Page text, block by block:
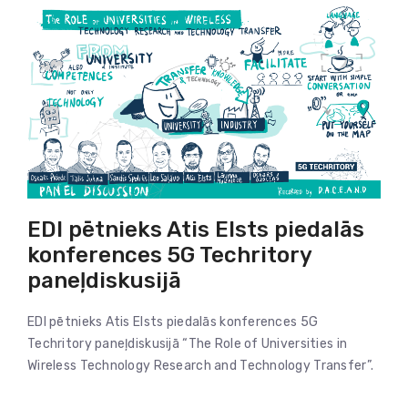
EDI pētnieks Atis Elsts piedalās
konferences 5G Techritory
paneļdiskusijā
EDI pētnieks Atis Elsts piedalās konferences 5G
Techritory paneļdiskusijā “The Role of Universities in
Wireless Technology Research and Technology Transfer”.